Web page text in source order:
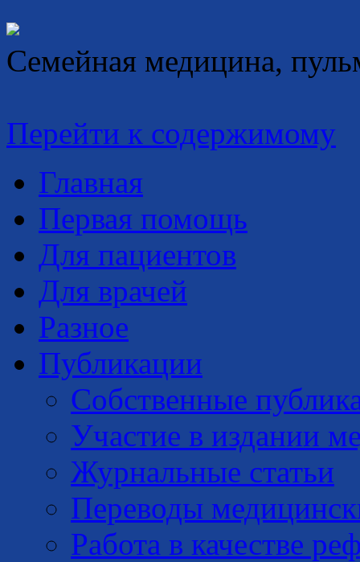
Семейная медицина,
Перейти к содержимому
Главная
Первая помощь
Для пациентов
Для врачей
Разное
Публикации
Собственные
Участие в издании
Журнальные статьи
Переводы
Работа в качестве